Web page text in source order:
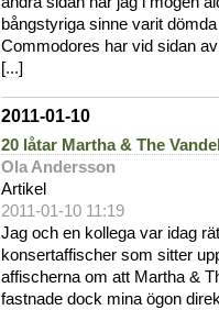
bångstyriga sinne varit
Commodores har vid sidan
[...]
2011-01-10
20 låtar Martha & The
Ola Andersson
Artikel
2011-01-10 11:19
Jag och en kollega var idag
konsertaffischer som sitter
affischerna om att Martha &
fastnade dock mina ögon